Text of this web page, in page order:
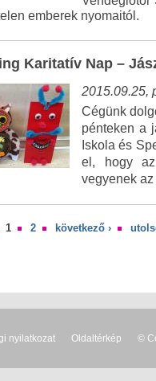
emberek nyomaitól.
Karitatív Nap –
2015.09.25,
Cégünk
pénteken a
Iskola és
el, hogy az
vegyenek
1 2 következő ›
nyilatkozat Oldaltérkép ©